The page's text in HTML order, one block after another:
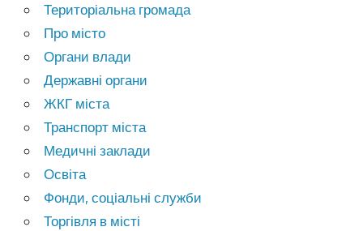
Територіальна громада
Про місто
Органи влади
Державні органи
ЖКГ міста
Транспорт міста
Медичні заклади
Освіта
Фонди, соціальні служби
Торгівля в місті